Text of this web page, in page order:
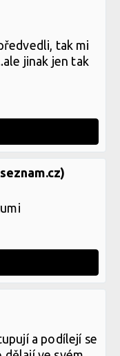
tak mi
jinak jen tak
a podílejí se